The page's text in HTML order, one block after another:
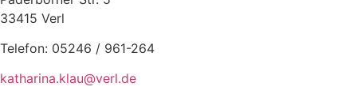
33415 Verl
Telefon: 05246 / 961-264
katharina.klau@verl.de